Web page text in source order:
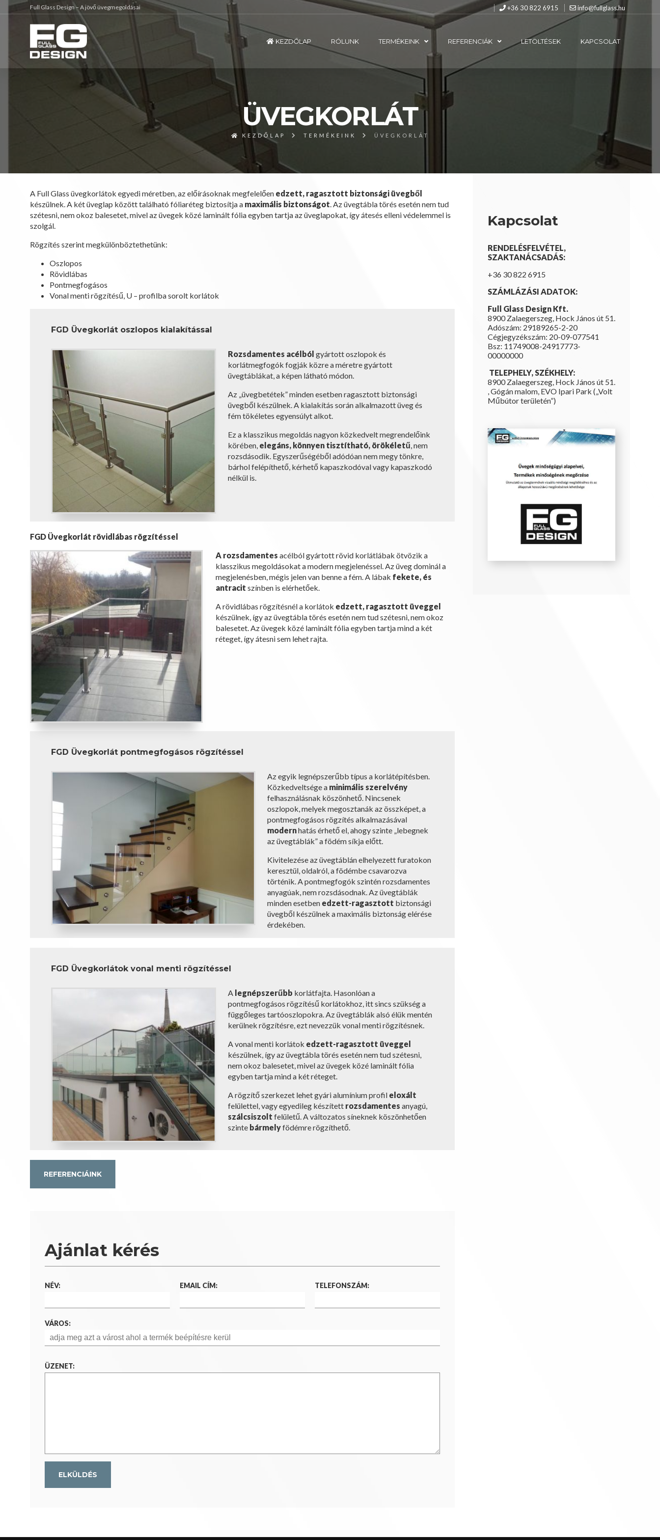
Full Glass Design – A jövő üvegmegoldásai +36 30 822 6915 info@fullglass.hu
KEZDŐLAP RÓLUNK TERMÉKEINK REFERENCIÁK LETÖLTÉSEK KAPCSOLAT
ÜVEGKORLÁT
KEZDŐLAP TERMÉKEINK ÜVEGKORLÁT
A Full Glass üvegkorlátok egyedi méretben, az előírásoknak megfelelően edzett, ragasztott biztonsági üvegből
készülnek. A két üveglap között található fóliaréteg biztosítja a maximális biztonságot. Az üvegtábla törés esetén nem tud
szétesni, nem okoz balesetet, mivel az üvegek közé laminált fólia egyben tartja az üveglapokat, így átesés elleni védelemmel is
szolgál.
Rögzítés szerint megkülönböztethetünk:
Oszlopos
Rövidlábas
Pontmegfogásos
Vonal menti rögzítésű, U – profilba sorolt korlátok
FGD Üvegkorlát oszlopos kialakítással
Rozsdamentes acélból gyártott oszlopok és
korlátmegfogók fogják közre a méretre gyártott
üvegtáblákat, a képen látható módon.
Az „üvegbetétek” minden esetben ragasztott biztonsági
üvegből készülnek. A kialakítás során alkalmazott üveg és
fém tökéletes egyensúlyt alkot.
Ez a klasszikus megoldás nagyon közkedvelt megrendelőink
körében, elegáns, könnyen tisztítható, örökéletű, nem
rozsdásodik. Egyszerűségéből adódóan nem megy tönkre,
bárhol felépíthető, kérhető kapaszkodóval vagy kapaszkodó
nélkül is.
FGD Üvegkorlát rövidlábas rögzítéssel
A rozsdamentes acélból gyártott rövid korlátlábak ötvözik a
klasszikus megoldásokat a modern megjelenéssel. Az üveg dominál a
megjelenésben, mégis jelen van benne a fém. A lábak fekete, és
antracitszínben is elérhetőek.
A rövidlábas rögzítésnél a korlátok edzett, ragasztott üveggel
készülnek, így az üvegtábla törés esetén nem tud szétesni, nem okoz
balesetet. Az üvegek közé laminált fólia egyben tartja mind a két
réteget, így átesni sem lehet rajta.
FGD Üvegkorlát pontmegfogásos rögzítéssel
Az egyik legnépszerűbb típus a korlátépítésben.
Közkedveltsége a minimális szerelvény
felhasználásnak köszönhető. Nincsenek
oszlopok, melyek megosztanák az összképet, a
pontmegfogásos rögzítés alkalmazásával
modernhatás érhető el, ahogy szinte „lebegnek
az üvegtáblák” a födém síkja előtt.
Kivitelezése az üvegtáblán elhelyezett furatokon
keresztül, oldalról, a födémbe csavarozva
történik. A pontmegfogók szintén rozsdamentes
anyagúak, nem rozsdásodnak. Az üvegtáblák
minden esetben edzett-ragasztott biztonsági
üvegből készülnek a maximális biztonság elérése
érdekében.
FGD Üvegkorlátok vonal menti rögzítéssel
A legnépszerűbb korlátfajta. Hasonlóan a
pontmegfogásos rögzítésű korlátokhoz, itt sincs szükség a
függőleges tartóoszlopokra. Az üvegtáblák alsó élük mentén
kerülnek rögzítésre, ezt nevezzük vonal menti rögzítésnek.
A vonal menti korlátok edzett-ragasztott üveggel
készülnek, így az üvegtábla törés esetén nem tud szétesni,
nem okoz balesetet, mivel az üvegek közé laminált fólia
egyben tartja mind a két réteget.
A rögzítő szerkezet lehet gyári alumínium profil eloxált
felülettel, vagy egyedileg készített rozsdamentes anyagú,
szálcsiszolt felületű. A változatos síneknek köszönhetően
szinte bármelyfödémre rögzíthető.
REFERENCIÁINK
Ajánlat kérés
NÉV: EMAIL CÍM: TELEFONSZÁM:
VÁROS:
ÜZENET:
Kapcsolat
RENDELÉSFELVÉTEL,
SZAKTANÁCSADÁS:
+36 30 822 6915
SZÁMLÁZÁSI ADATOK:
Full Glass Design Kft.
8900 Zalaegerszeg, Hock János út 51.
Adószám: 29189265-2-20
Cégjegyzékszám: 20-09-077541
Bsz: 11749008-24917773-
00000000
TELEPHELY, SZÉKHELY:
8900 Zalaegerszeg, Hock János út 51.
, Gógán malom, EVO Ipari Park („Volt
Műbútor területén”)